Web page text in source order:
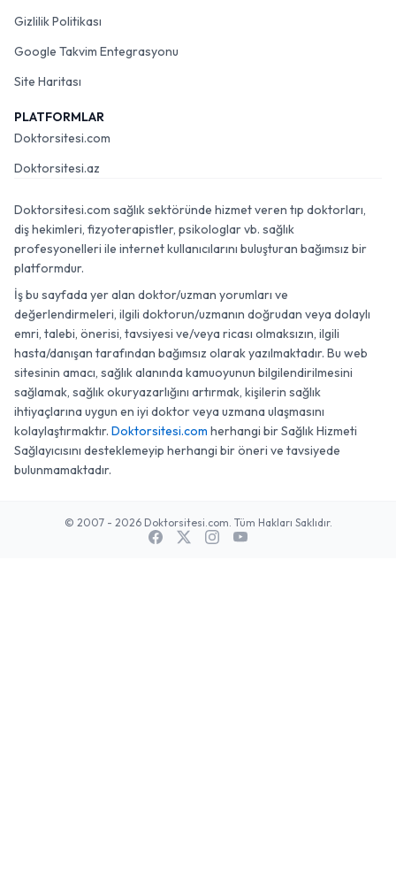
Gizlilik Politikası
Google Takvim Entegrasyonu
Site Haritası
PLATFORMLAR
Doktorsitesi.com
Doktorsitesi.az
Doktorsitesi.com sağlık sektöründe hizmet veren tıp doktorları,
diş hekimleri, fizyoterapistler, psikologlar vb. sağlık
profesyonelleri ile internet kullanıcılarını buluşturan bağımsız bir
platformdur.
İş bu sayfada yer alan doktor/uzman yorumları ve
değerlendirmeleri, ilgili doktorun/uzmanın doğrudan veya dolaylı
emri, talebi, önerisi, tavsiyesi ve/veya ricası olmaksızın, ilgili
hasta/danışan tarafından bağımsız olarak yazılmaktadır. Bu web
sitesinin amacı, sağlık alanında kamuoyunun bilgilendirilmesini
sağlamak, sağlık okuryazarlığını artırmak, kişilerin sağlık
ihtiyaçlarına uygun en iyi doktor veya uzmana ulaşmasını
kolaylaştırmaktır. Doktorsitesi.com herhangi bir Sağlık Hizmeti
Sağlayıcısını desteklemeyip herhangi bir öneri ve tavsiyede
bulunmamaktadır.
© 2007 - 2026 Doktorsitesi.com. Tüm Hakları Saklıdır.